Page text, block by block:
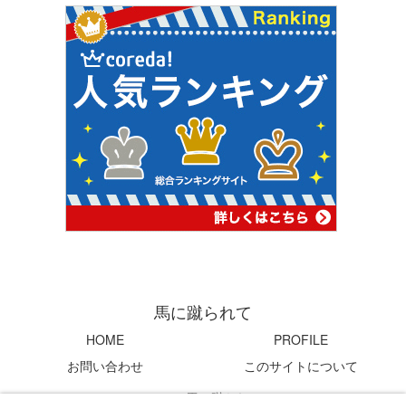
馬に蹴られて
HOME
PROFILE
お問い合わせ
このサイトについて